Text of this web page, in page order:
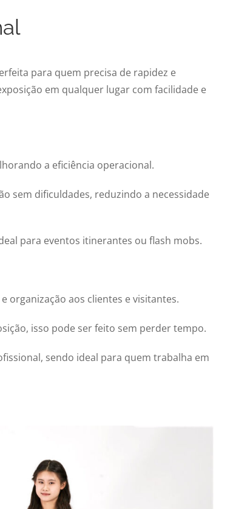
para quem precisa de rapidez e
em qualquer lugar com facilidade e
a eficiência operacional.
sem dificuldades, reduzindo a necessidade
para eventos itinerantes ou flash mobs.
organização aos clientes e visitantes.
isso pode ser feito sem perder tempo.
sendo ideal para quem trabalha em